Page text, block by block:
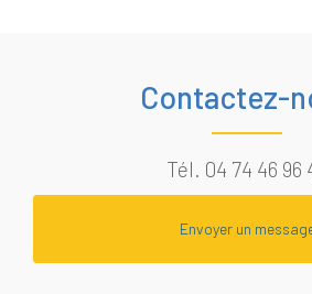
Contactez-
Tél. 04 74 46 96
Envoyer un